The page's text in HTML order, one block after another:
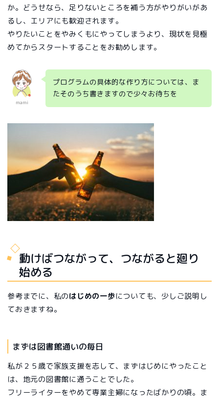
か。どうせなら、足りないところを補う方がやりがいがあ
るし、エリアにも歓迎されます。
やりたいことをやみくもにやってしまうより、現状を見極
めてからスタートすることをお勧めします。
mami
プログラムの具体的な作り方については、ま
たそのうち書きますので少々お待ちを
動けばつながって、つながると廻り
始める
参考までに、私のはじめの一歩についても、少しご説明し
ておきますね。
まずは図書館通いの毎日
私が２５歳で家族支援を志して、まずはじめにやったこと
は、地元の図書館に通うことでした。
フリーライターをやめて専業主婦になったばかりの頃。ま